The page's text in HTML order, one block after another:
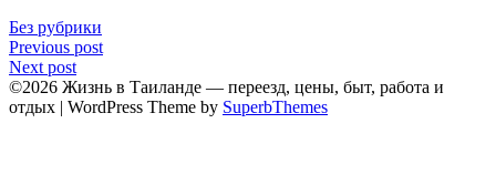
Без рубрики
Навигация
по
записям
Previous post
Next post
©2026 Жизнь в Таиланде — переезд, цены, быт, работа и
отдых | WordPress Theme by SuperbThemes